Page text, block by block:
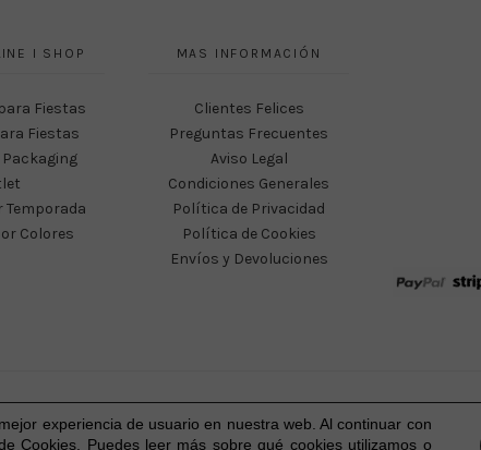
I SHOP
Fiestas
Fiestas
Temporada
Colores
MAS INFORMACIÓN
Clientes Felices
Preguntas Frecuentes
Aviso Legal
Condiciones Generales
Política de Privacidad
Política de Cookies
Envíos y Devoluciones
Happy Party Studio® 2023-2026 I © Todos los derechos reservados.
experiencia de usuarioen nuestra web. Al continuar con
Cookies. Puedes leer más sobre qué cookies utilizamos o